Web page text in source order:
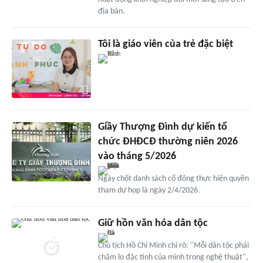
địa bàn.
Tôi là giáo viên của trẻ đặc biệt
Giầy Thượng Đình dự kiến tổ
chức ĐHĐCĐ thường niên 2026
vào tháng 5/2026
Ngày chốt danh sách cổ đông thực hiện quyền
tham dự họp là ngày 2/4/2026.
Giữ hồn văn hóa dân tộc
Chủ tịch Hồ Chí Minh chỉ rõ: ''Mỗi dân tộc phải
chăm lo đặc tính của mình trong nghệ thuật'',